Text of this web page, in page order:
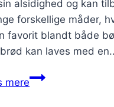
alsidighed og kan
forskellige måder,
favorit blandt både
kan laves med
mereSnobrødsdej